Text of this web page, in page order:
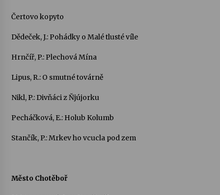
Čertovo kopyto
Dědeček, J.: Pohádky o Malé tlusté víle
Hrnčíř, P.: Plechová Mína
Lipus, R.: O smutné továrně
Nikl, P.: Divňáci z Ňjújorku
Pecháčková, E.: Holub Kolumb
Stančík, P.: Mrkev ho vcucla pod zem
Město Chotěboř